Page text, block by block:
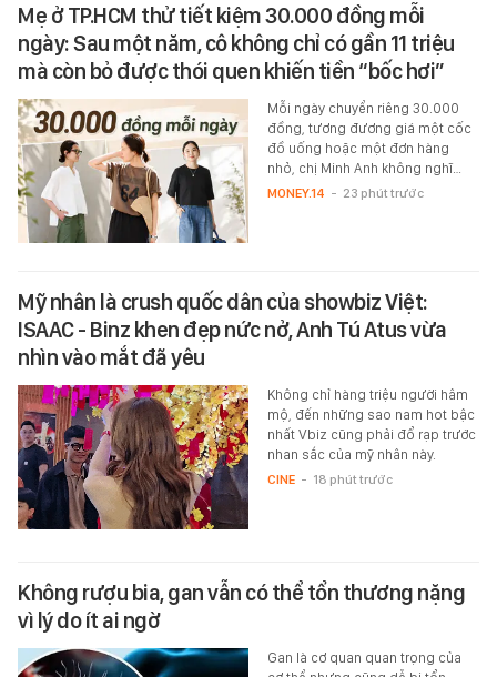
Mẹ ở TP.HCM thử tiết kiệm 30.000 đồng mỗi
ngày: Sau một năm, cô không chỉ có gần 11 triệu
mà còn bỏ được thói quen khiến tiền “bốc hơi”
Mỗi ngày chuyển riêng 30.000
đồng, tương đương giá một cốc
đồ uống hoặc một đơn hàng
nhỏ, chị Minh Anh không nghĩ…
MONEY.14 - 23 phút trước
Mỹ nhân là crush quốc dân của showbiz Việt:
ISAAC - Binz khen đẹp nức nở, Anh Tú Atus vừa
nhìn vào mắt đã yêu
Không chỉ hàng triệu người hâm
mộ, đến những sao nam hot bậc
nhất Vbiz cũng phải đổ rạp trước
nhan sắc của mỹ nhân này.
CINE - 18 phút trước
Không rượu bia, gan vẫn có thể tổn thương nặng
vì lý do ít ai ngờ
Gan là cơ quan quan trọng của